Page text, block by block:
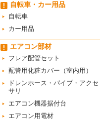
自転車・カー用品
自転車
カー用品
エアコン部材
フレア配管セット
配管用化粧カバー（室内用）
ドレンホース・パイプ・アクセ
サリ
エアコン機器据付台
エアコン用電材